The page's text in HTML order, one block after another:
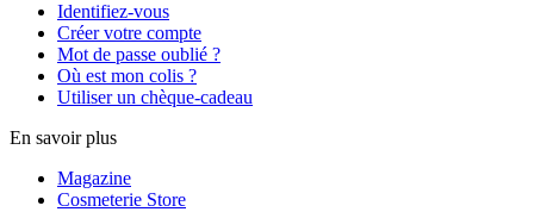
Identifiez-vous
Créer votre compte
Mot de passe oublié ?
Où est mon colis ?
Utiliser un chèque-cadeau
En savoir plus
Magazine
Cosmeterie Store